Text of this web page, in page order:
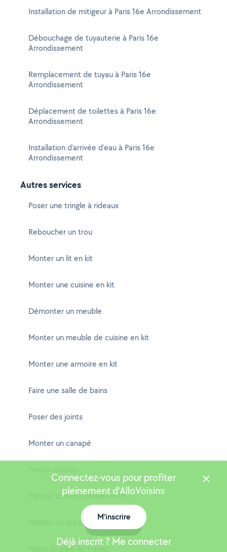
Installation de mitigeur à Paris 16e Arrondissement
Débouchage de tuyauterie à Paris 16e
Arrondissement
Remplacement de tuyau à Paris 16e
Arrondissement
Déplacement de toilettes à Paris 16e
Arrondissement
Installation d'arrivée d'eau à Paris 16e
Arrondissement
Autres services
Poser une tringle à rideaux
Reboucher un trou
Monter un lit en kit
Monter une cuisine en kit
Démonter un meuble
Monter un meuble de cuisine en kit
Monter une armoire en kit
Faire une salle de bains
Poser des joints
Monter un canapé
Monter une commode en kit
Monter un dressing en kit
Poser un plan de travail
Connectez-vous pour profiter
pleinement d'AlloVoisins
M'inscrire
Déjà inscrit ? Me connecter